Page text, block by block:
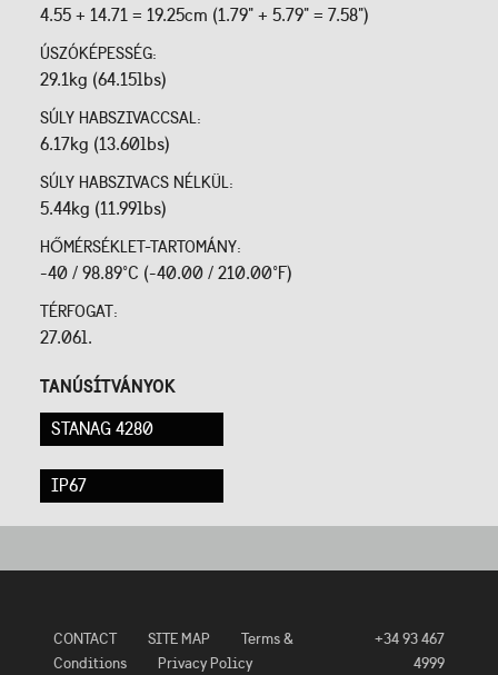
4.55 + 14.71 = 19.25cm (1.79" + 5.79" = 7.58")
ÚSZÓKÉPESSÉG:
29.1kg (64.15lbs)
SÚLY HABSZIVACCSAL:
6.17kg (13.60lbs)
SÚLY HABSZIVACS NÉLKÜL:
5.44kg (11.99lbs)
HŐMÉRSÉKLET-TARTOMÁNY:
-40 / 98.89°C (-40.00 / 210.00°F)
TÉRFOGAT:
27.06l.
TANÚSÍTVÁNYOK
STANAG 4280
IP67
CONTACT SITE MAP
Terms &
Conditions
Privacy Policy
+34 93 467
4999